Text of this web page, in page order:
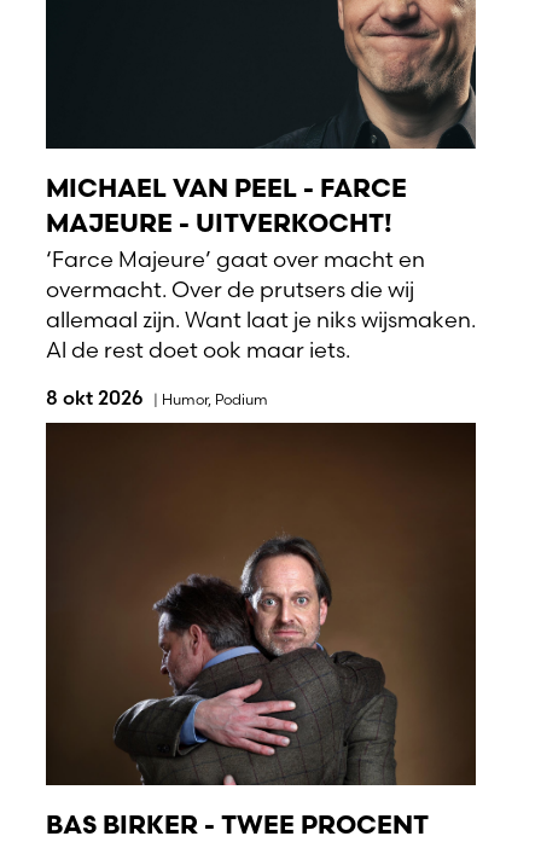
MICHAEL VAN PEEL - FARCE
MAJEURE - UITVERKOCHT!
‘Farce Majeure’ gaat over macht en
overmacht. Over de prutsers die wij
allemaal zijn. Want laat je niks wijsmaken.
Al de rest doet ook maar iets.
8 okt 2026 | Humor, Podium
BAS BIRKER - TWEE PROCENT